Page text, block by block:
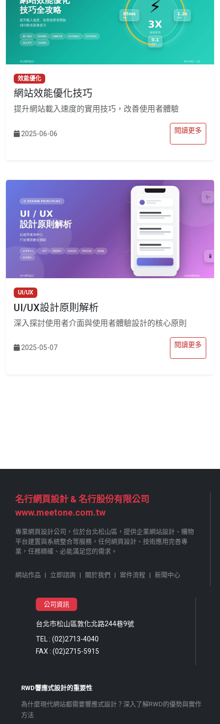
效能優化
網站效能優化技巧
提升網站載入速度的實用技巧，改善使用者體驗
2025-06-06 閱讀更多
UI/UX
UI/UX設計原則解析
深入探討使用者介面與使用者體驗設計的核心原則
2025-05-07 閱讀更多
名行網頁設計 & 名行股份有限公司
www.meetone.com.tw
專業網頁設計公司，位於台北松山區，提供企業網站設計、購物
平台建置與系統整合等服務，任何網頁設計、技術應用完善專
業，任務精確、必能滿足您的需求。
網站作品 | 立即諮詢 | 關於我們 | 案件流程 | 新聞中心
公司資訊
台北市松山區敦化北路244巷9號
TEL : (02)2713-4040
FAX : (02)2715-5915
RWD響應式設計的重要性
為什麼現代網站都需要響應式設計？深入了解RWD的優勢與實作
方法